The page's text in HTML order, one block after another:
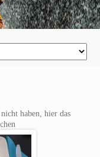
haben, hier das